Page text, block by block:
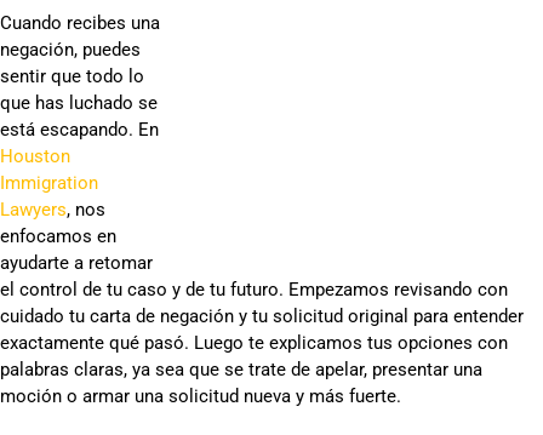
Cuando recibes una
negación, puedes
sentir que todo lo
que has luchado se
está escapando. En
Houston
Immigration
Lawyers, nos
enfocamos en
ayudarte a retomar
el control de tu caso y de tu futuro. Empezamos revisando con
cuidado tu carta de negación y tu solicitud original para entender
exactamente qué pasó. Luego te explicamos tus opciones con
palabras claras, ya sea que se trate de apelar, presentar una
moción o armar una solicitud nueva y más fuerte.